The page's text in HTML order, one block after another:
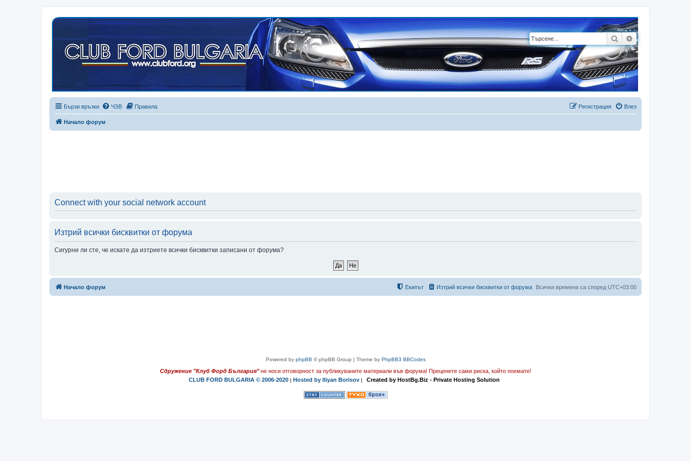
ТърсенеРазширено
Бързи връзки ЧЗВ Правила Влез
Регистрация
Начало форум
Connect with your social network account
Изтрий всички бисквитки от форума
Сигурни ли сте, че искате да изтриете всички бисквитки записани от форума?
Начало форум Всички времена са според UTC+03:00
Изтрий всички бисквитки от форума
Екипът
Powered by phpBB © phpBB Group | Theme by PhpBB3 BBCodes
Сдружение "Клуб Форд България" не носи отговорност за публикуваните материали във форума! Преценете сами риска, който поемате!
CLUB FORD BULGARIA © 2006-2020 | Hosted by Iliyan Borisov | Created by HostBg.Biz - Private Hosting Solution